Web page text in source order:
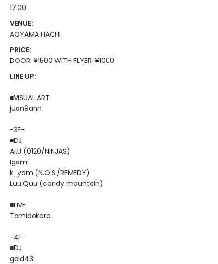
17:00
VENUE:
AOYAMA HACHI
PRICE:
DOOR: ¥1500 WITH FLYER: ¥1000
LINE UP:
■VISUAL ART
juan9ann
-3F-
■DJ
AI.U (0120/NINJAS)
Igami
k_yam (N.O.S./REMEDY)
Luu.Quu (candy mountain)
■LIVE
Tomidokoro
-4F-
■DJ
gold43